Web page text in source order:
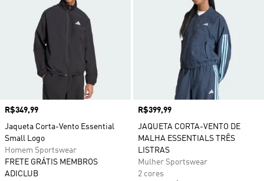
Preço
R$349,99
Jaqueta Corta-Vento Essential
Small Logo
Homem Sportswear
FRETE GRÁTIS MEMBROS
ADICLUB
Preço
R$399,99
JAQUETA CORTA-VENTO DE
MALHA ESSENTIALS TRÊS
LISTRAS
Mulher Sportswear
2 cores